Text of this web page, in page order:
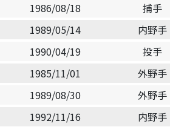
1986/08/18 捕手
1989/05/14 内野手
1990/04/19 投手
1985/11/01 外野手
1989/08/30 外野手
1992/11/16 内野手